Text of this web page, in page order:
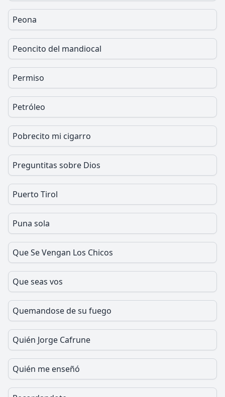
Peona
Peoncito del mandiocal
Permiso
Petróleo
Pobrecito mi cigarro
Preguntitas sobre Dios
Puerto Tirol
Puna sola
Que Se Vengan Los Chicos
Que seas vos
Quemandose de su fuego
Quién Jorge Cafrune
Quién me enseñó